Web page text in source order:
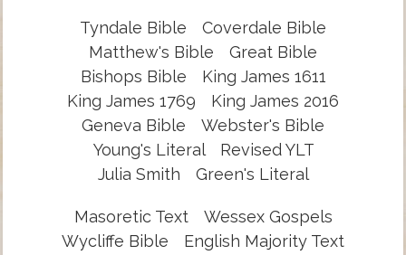
Tyndale Bible
Coverdale Bible
Matthew's Bible
Great Bible
Bishops Bible
King James 1611
King James 1769
King James 2016
Geneva Bible
Webster's Bible
Young's Literal
Revised YLT
Julia Smith
Green's Literal
Masoretic Text
Wessex Gospels
Wycliffe Bible
English Majority Text